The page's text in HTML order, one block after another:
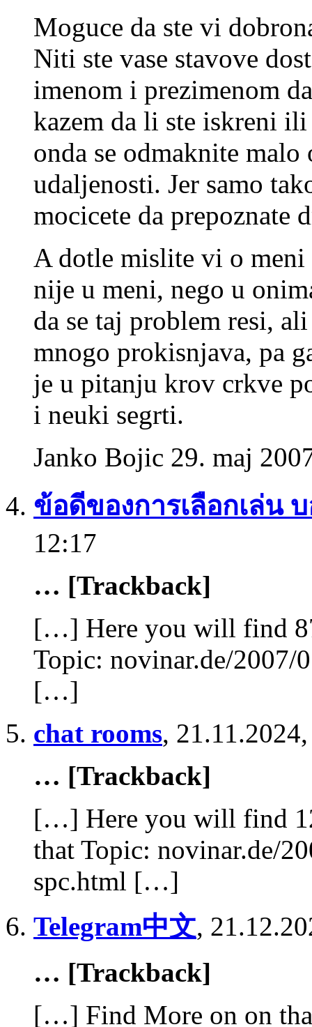
Moguce da ste vi
Niti ste vase stavove
imenom i prezimenom
kazem da li ste iskreni
onda se odmaknite malo
udaljenosti. Jer samo
mocicete da prepoznate
A dotle mislite vi o
nije u meni, nego u
da se taj problem resi,
mnogo prokisnjava, pa
je u pitanju krov crkve
i neuki segrti.
Janko Bojic 29. maj
ข้อดีของการเลือกเล่น
12:17
… [Trackback]
[…] Here you will find
Topic: novinar.de/2007/
[…]
chat rooms,
… [Trackback]
[…] Here you will find
that Topic: novinar.de/
spc.html […]
Telegram中文,
… [Trackback]
[…] Find More on on